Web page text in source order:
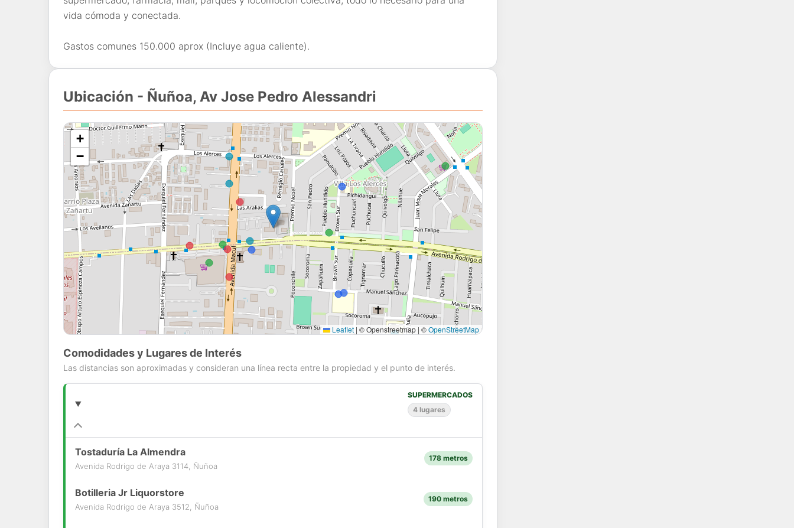
vida cómoda y conectada.
Gastos comunes 150.000 aprox (Incluye agua caliente).
Ubicación - Ñuñoa, Av Jose Pedro Alessandri
+
−
Leaflet | © Openstreetmap | ©OpenStreetMap
Comodidades y Lugares de Interés
Las distancias son aproximadas y consideran una línea recta entre la propiedad y el punto de interés.
SUPERMERCADOS
4 lugares
Tostaduría La Almendra
Avenida Rodrigo de Araya 3114, Ñuñoa
178 metros
Botilleria Jr Liquorstore
Avenida Rodrigo de Araya 3512, Ñuñoa
190 metros